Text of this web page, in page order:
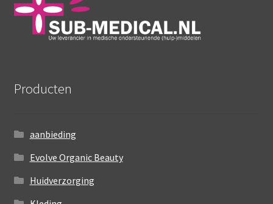
Producten
aanbieding
Evolve Organic Beauty
Huidverzorging